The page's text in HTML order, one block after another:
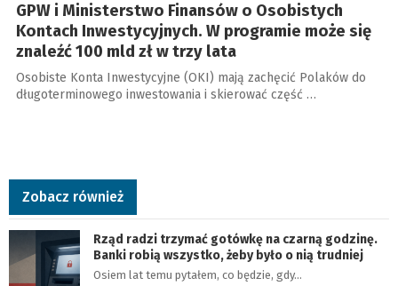
GPW i Ministerstwo Finansów o Osobistych
Kontach Inwestycyjnych. W programie może się
znaleźć 100 mld zł w trzy lata
Osobiste Konta Inwestycyjne (OKI) mają zachęcić Polaków do
długoterminowego inwestowania i skierować część …
Zobacz również
Rząd radzi trzymać gotówkę na czarną godzinę.
Banki robią wszystko, żeby było o nią trudniej
Osiem lat temu pytałem, co będzie, gdy…